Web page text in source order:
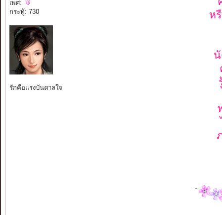
เพศ:
กระทู้: 730
รักคือแรงบันดาลใจ
ห